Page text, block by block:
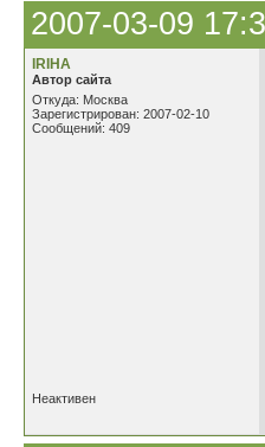
2007-03-09
IRIHA
Автор сайта
Откуда: Москва
Зарегистрирован: 2007-02-10
Сообщений: 409
Неактивен